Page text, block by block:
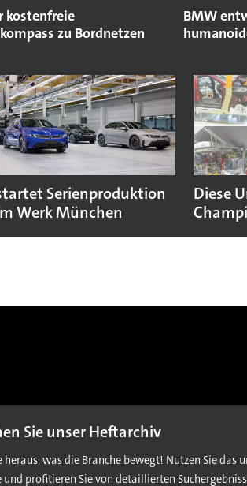
kostenfreie
zu Bordnetzen
BMW
Serienproduktion
Werk München
Diese
Sie unser Heftarchiv
heraus, was die Branche bewegt! Nutzen Sie
und profitieren Sie von detaillierten